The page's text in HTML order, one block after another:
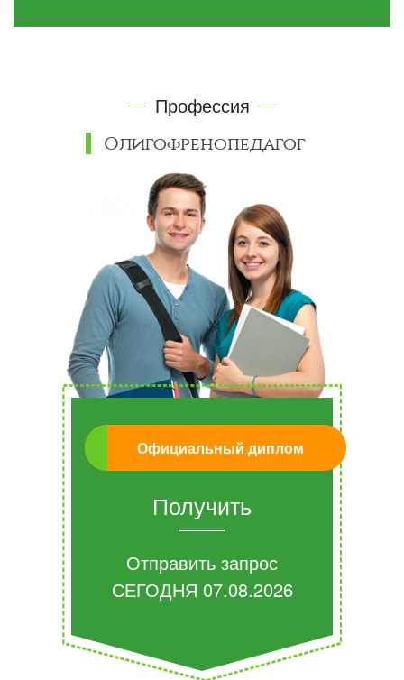
Профессия
Олигофренопедагог
Официальный диплом
Получить
Отправить запрос
СЕГОДНЯ 07.08.2026